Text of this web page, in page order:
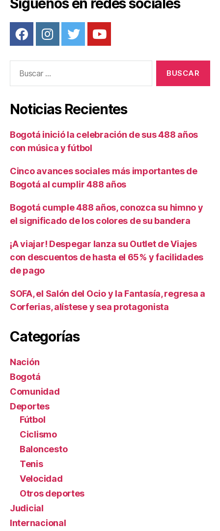
Noticias Recientes
Bogotá inició la celebración de sus 488 años
con música y fútbol
Cinco avances sociales más importantes de
Bogotá al cumplir 488 años
Bogotá cumple 488 años, conozca su himno y
el significado de los colores de su bandera
¡A viajar! Despegar lanza su Outlet de Viajes
con descuentos de hasta el 65% y facilidades
de pago
SOFA, el Salón del Ocio y la Fantasía, regresa a
Corferias, alístese y sea protagonista
Categorías
Nación
Bogotá
Comunidad
Deportes
Fútbol
Ciclismo
Baloncesto
Tenis
Velocidad
Otros deportes
Judicial
Internacional